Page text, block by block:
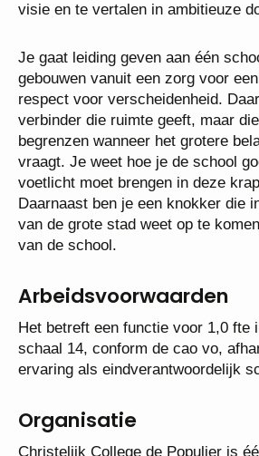
veranderingen in het onderwijs te
Je gaat leiding geven aan één
gebouwen vanuit een zorg voor
respect voor verscheidenheid.
verbinder die ruimte geeft, maar die
begrenzen wanneer het grotere
vraagt. Je weet hoe je de school
voetlicht moet brengen in deze
Daarnaast ben je een knokker die
krachtenveld van de grote stad
Arbeidsvoorwaarden
Het betreft een functie voor 1,0 fte
schaal 14, conform de cao vo,
Organisatie